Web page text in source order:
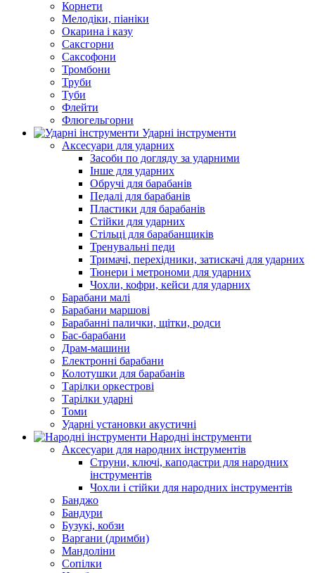
Корнети
Мелодіки, піаніки
Окарина і казу
Саксгорни
Саксофони
Тромбони
Труби
Туби
Флейти
Флюгельгорни
Ударні інструменти
Аксесуари для ударних
Засоби по догляду за ударними
Інше для ударних
Обручі для барабанів
Педалі для барабанів
Пластики для барабанів
Стійки для ударних
Стільці для барабанщиків
Тренувальні педи
Тримачі, перехідники, затискачі для ударних
Тюнери і метрономи для ударних
Чохли, кофри, кейси для ударних
Барабани малі
Барабани маршові
Барабанні палички, щітки, родси
Бас-барабани
Драм-машини
Електронні барабани
Колотушки для барабанів
Тарілки оркестрові
Тарілки ударні
Томи
Ударні установки акустичні
Народні інструменти
Аксесуари для народних інструментів
Струни, ключі, каподастри для народних
інструментів
Чохли і стійки для народних інструментів
Банджо
Бандури
Бузукі, кобзи
Варгани (дримби)
Мандоліни
Сопілки